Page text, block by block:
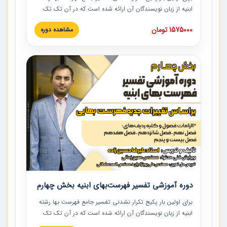
ابنیه از زبان نویسندگان آن ارائه شده است که در آن تک تک
ردیف ها و مطالب فهرست بها تفسیر و ارائه شده است. این
دوره به صورت کامل تصویری بوده و به همراه تصاویر عملیات
دوره با کلام مهندس علیرضاحسین‌زاده مدیر پروژه مهندسی
مشاور در امر بازنگری فهرست بها رشته ابنیه ارائه شده و به تمام
همکارانی که در حوزه صنعت ساخت در حال فعالیت هستند حتما
توصیه می کنیم از مطالب این دوره استفاده نمایند.
1575000 تومان مشاهده دوره
دوره آموزشی تفسیر فهرست‌بهای ابنیه بخش چهارم
برای اولین بار پکیج تکرار نشدنی تفسیر جامع فهرست بها رشته
ابنیه از زبان نویسندگان آن ارائه شده است که در آن تک تک
ردیف ها و مطالب فهرست بها تفسیر و ارائه شده است. این